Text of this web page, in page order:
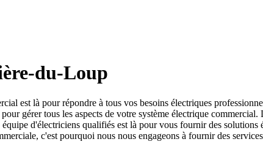
du-Loup
est là pour répondre à tous vos besoins électriques
gérer tous les aspects de votre système électrique
d'électriciens qualifiés est là pour vous fournir des
c'est pourquoi nous nous engageons à fournir des